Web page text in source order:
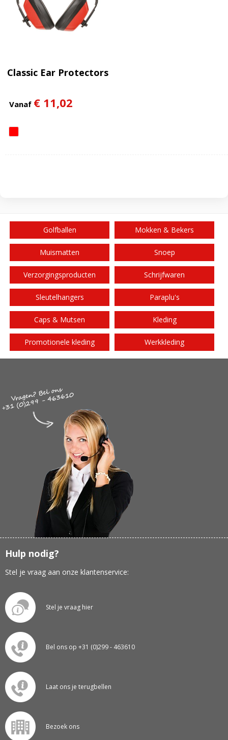
Classic Ear Protectors
Vanaf € 11,02
Golfballen Mokken & Bekers
Muismatten Snoep
Verzorgingsproducten Schrijfwaren
Sleutelhangers Paraplu's
Caps & Mutsen Kleding
Promotionele kleding Werkkleding
Hulp nodig?
Stel je vraag aan onze klantenservice:
Stel je vraag hier
Bel ons op +31 (0)299 - 463610
Laat ons je terugbellen
Bezoek ons